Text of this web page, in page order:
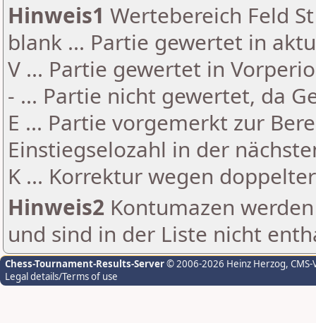
Hinweis1 Wertebereich Feld
blank ... Partie gewertet in
V ... Partie gewertet in
- ... Partie nicht gewertet, da
E ... Partie vorgemerkt zur
Einstiegselozahl in der
K ... Korrektur wegen
Hinweis2 Kontumazen
und sind in der Liste nicht
Chess-Tournament-Results-Server© 2006-2026 Heinz Herzog,
Legal details/Terms of use